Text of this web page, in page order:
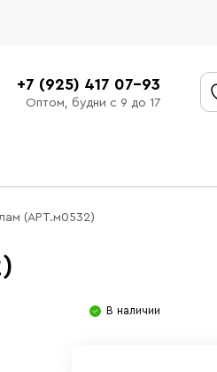
+7 (925) 417 07-93
Оптом, будни с 9 до 17
(АРТ.м0532)
В наличии